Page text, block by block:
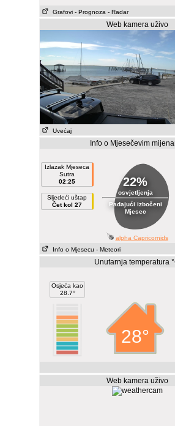
Grafovi - Prognoza - Radar
Web kamera uživo
Uvećaj
Info o Mjesečevim
Izlazak Mjeseca
Sutra
02:25
Sljedeći uštap
Čet kol 27
22%
osvjetljenja
Padajući izbočeni
Mjesec
alpha Capricornids
Info o Mjesecu - Meteori
Unutarnja temperatura
Osjeća kao
28.7°
28°
Web kamera uživo